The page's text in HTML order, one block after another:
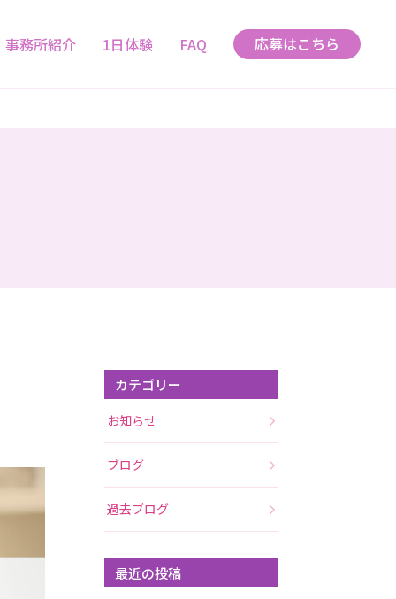
事務所紹介 1日体験 FAQ 応募はこちら
カテゴリー
お知らせ
ブログ
過去ブログ
最近の投稿